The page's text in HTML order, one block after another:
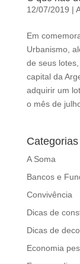
d
e
l
e
f
t
b
n
k
12/07/2019 |
Em
Urbanismo,
de seus
capital da
adquirir um
o mês de
Categorias
A Soma
Bancos e
Convivência
Dicas de
Dicas de
Economia